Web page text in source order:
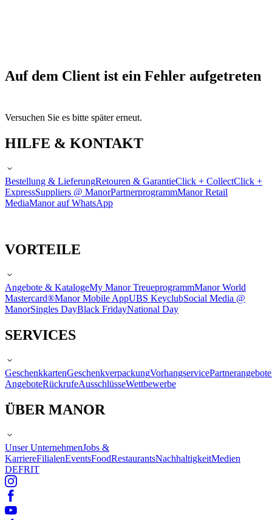
Auf dem Client ist ein Fehler aufgetreten
Versuchen Sie es bitte später erneut.
HILFE & KONTAKT
Bestellung & LieferungRetouren & GarantieClick + CollectClick +
ExpressSuppliers @ ManorPartnerprogrammManor Retail
MediaManor auf WhatsApp
VORTEILE
Angebote & KatalogeMy Manor TreueprogrammManor World
Mastercard®Manor Mobile AppUBS KeyclubSocial Media @
ManorSingles DayBlack FridayNational Day
SERVICES
GeschenkkartenGeschenkverpackungVorhangservicePartnerangebote
AngeboteRückrufeAusschlüsseWettbewerbe
ÜBER MANOR
Unser UnternehmenJobs &
KarriereFilialenEventsFoodRestaurantsNachhaltigkeitMedien
DEFRIT